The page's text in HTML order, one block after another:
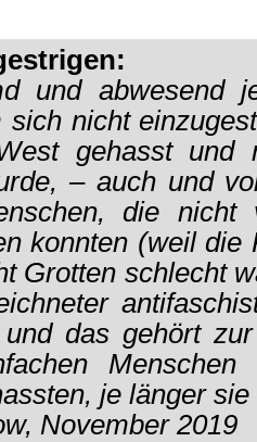
und abwesend
nicht
gehasst und
– auch und
die nicht
konnten (weil die
Grotten schlecht
das gehört
Menschen
je länger sie
November 2019